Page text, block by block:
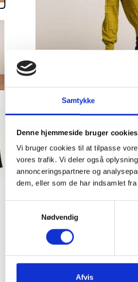
Samtykke
Denne hjemmeside bruger cookies
Vi bruger cookies til at tilpasse
vores trafik. Vi deler også
annonceringspartnere og
dem, eller som de har indsamlet
Nødvendig
Afvis